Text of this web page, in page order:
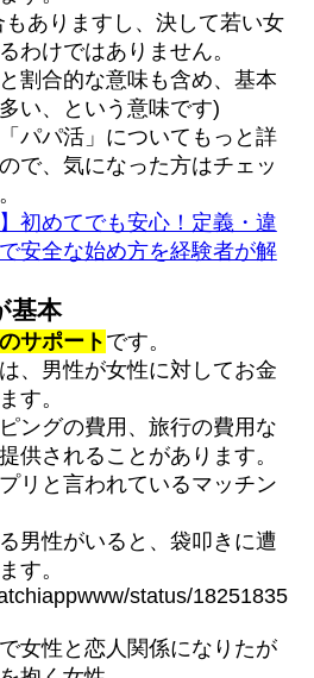
愛の役割
追求
？
して結婚するレアケースも
ありますし、決して若い女
わけではありません。
割合的な意味も含め、基本
い、という意味です)
パパ活」についてもっと詳
で、気になった方はチェッ
初めてでも安心！定義・違
安全な始め方を経験者が解
基本
サポート です。
、男性が女性に対してお金
す。
ングの費用、旅行の費用な
供されることがあります。
リと言われているマッチン
男性がいると、袋叩きに遭
す。
status/18251835
女性と恋人関係になりたが